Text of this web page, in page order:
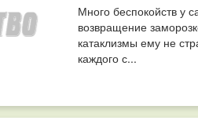
Много беспокойств у
возвращение
катаклизмы ему не
каждого с...